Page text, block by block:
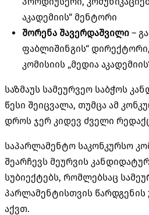
აკადემიის“ მენტორი
შორენა შავერდაშვილი –
ფაბლიშინგის“ დირექტორი,
კომისიის „მედია
საზმაუს სამეურვეო საბჭოს
წესი შეიცვალა, თუმცა ამ
დროს ჯერ კიდევ ძველი
საპარლამენტო საკონკურსო
შეარჩევს მეურვის
სუბიექტებს, რომლებსაც
პარლამენტისთვის
აქვთ.